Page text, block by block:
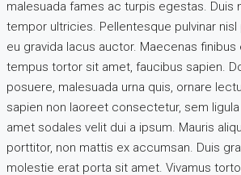
malesuada fames ac turpis egestas. Duis
tempor ultricies. Pellentesque pulvinar nisl
eu gravida lacus auctor. Maecenas finibus
tempus tortor sit amet, faucibus sapien.
posuere, malesuada urna quis, ornare
sapien non laoreet consectetur, sem
amet sodales velit dui a ipsum. Mauris
porttitor, non mattis ex accumsan. Duis
molestie erat porta sit amet. Vivamus